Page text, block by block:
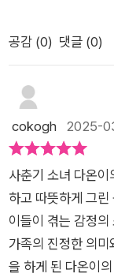
빠 없는 가족을 만
어요. 그 말에 엄마
이를 다그치기 시
다온이의 마음을
로 사 온 그 아빠 햄
게 살았다면 아무
리에 억지로 넣어
었을까요? 여러가
와 함께 아빠의 산
져서 읽더라고요.
모습은 책을 읽는
을 들으며 아이가
피소드: '아빠가 이
온이가 돌아가신 아
피소드였습니다. 이
았어요.'엄마.. 무덤
이를 이어준 것 같
의 모습에 저 역시
새아빠에게 내어주
대로 두어도 괜찮다
공감 (0) 댓글 (0)
cokogh 2025-
사춘기 소녀 다온이
하고 따뜻하게 그
이들이 겪는 감정의
가족의 진정한 의
을 하게 된 다온이